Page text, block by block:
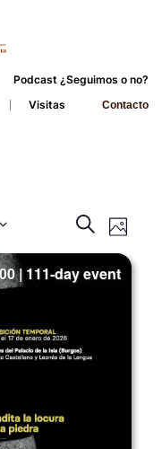
Podcast ¿Seguimos o no?
Visitas Contacto
Events
Search
and
SearchPhoto
| 111-day event